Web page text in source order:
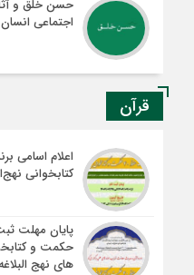
حسن خلق و
اجتماعی
قرآن
اعلام اسامی
کتابخوانی
حکمت و
های نهج البلاغه